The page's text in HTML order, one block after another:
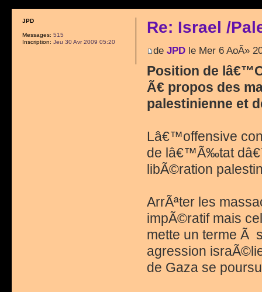
Re: Israel /
de JPDle Mer 6 AoÃ»
Position de
Ã€ propos des
palestinienne et
Lâ€™offensive
de lâ€™Ã‰tat
libÃ©ration
ArrÃªter les
impÃ©ratif mais
mette un terme Ã
agression
de Gaza se
JPD
Messages: 515
Inscription: Jeu 30 Avr 2009 05:20